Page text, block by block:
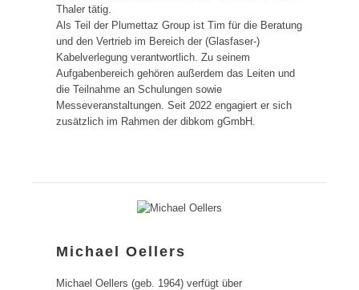
Thaler tätig.
Als Teil der Plumettaz Group ist Tim für die Beratung
und den Vertrieb im Bereich der (Glasfaser-)
Kabelverlegung verantwortlich. Zu seinem
Aufgabenbereich gehören außerdem das Leiten und
die Teilnahme an Schulungen sowie
Messeveranstaltungen. Seit 2022 engagiert er sich
zusätzlich im Rahmen der dibkom gGmbH.
Michael Oellers
Michael Oellers (geb. 1964) verfügt über